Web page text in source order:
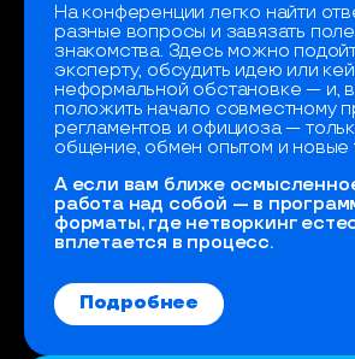
На конференции легко найти
разные вопросы и завязать
знакомства. Здесь можно
эксперту, обсудить идею или
неформальной обстановке — и,
положить начало совместному
регламентов и официоза —
общение, обмен опытом и новые
А если вам ближе
работа над собой — в
форматы, где нетворкинг
вплетается в процесс.
Подробнее